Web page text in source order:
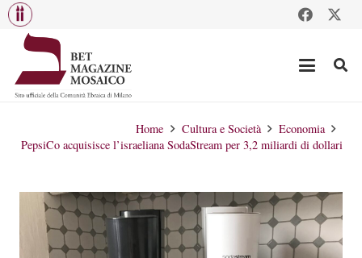
Home Cultura e Società
Economia
PepsiCo acquisisce l’israeliana SodaStream per 3,2 miliardi di dollari